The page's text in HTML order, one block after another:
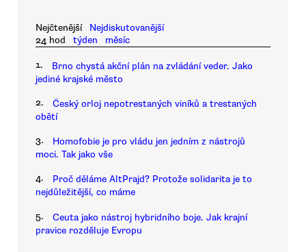
Nejčtenější
Nejdiskutovanější
24 hod
týden měsíc
1.
Brno chystá akční plán na zvládání veder. Jako
jediné krajské město
2.
Český orloj nepotrestaných viníků a trestaných
obětí
3.
Homofobie je pro vládu jen jedním z nástrojů
moci. Tak jako vše
4.
Proč děláme AltPrajd? Protože solidarita je to
nejdůležitější, co máme
5.
Ceuta jako nástroj hybridního boje. Jak krajní
pravice rozděluje Evropu